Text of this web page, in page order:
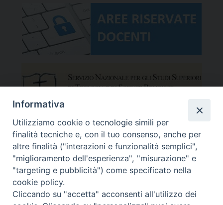
Informativa
Utilizziamo cookie o tecnologie simili per
finalità tecniche e, con il tuo consenso, anche per
altre finalità ("interazioni e funzionalità semplici",
"miglioramento dell'esperienza", "misurazione" e
"targeting e pubblicità") come specificato nella
cookie policy.
Cliccando su "accetta" acconsenti all'utilizzo dei